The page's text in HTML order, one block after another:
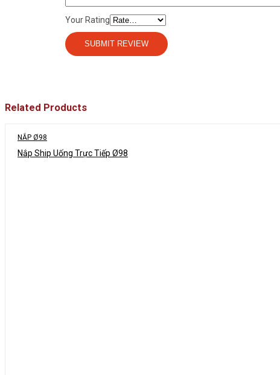
Your Rating
Related Products
NẮP Ø98
Nắp Ship Uống Trực Tiếp Ø98